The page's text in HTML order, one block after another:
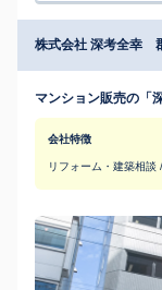
株式会社 深考全幸
マンション販売の「
会社特徴
リフォーム・建築相談